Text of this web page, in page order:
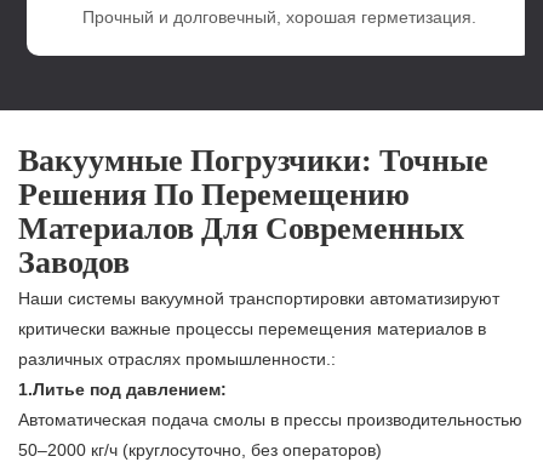
Прочный и долговечный, хорошая герметизация.
Вакуумные Погрузчики: Точные
Решения По Перемещению
Материалов Для Современных
Заводов
Наши системы вакуумной транспортировки автоматизируют
критически важные процессы перемещения материалов в
различных отраслях промышленности.:
1.Литье под давлением:
Автоматическая подача смолы в прессы производительностью
50–2000 кг/ч (круглосуточно, без операторов)